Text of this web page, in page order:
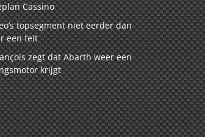
Cassino
topsegment niet eerder dan
een feit
zegt dat Abarth weer een
krijgt